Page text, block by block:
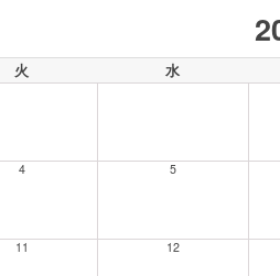
火 水
4 5
11 12